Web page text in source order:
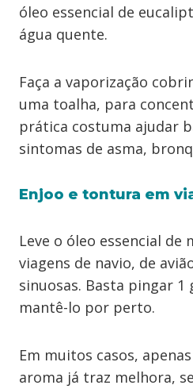
óleo essencial de
água quente.
Faça a vaporização
uma toalha, para
prática costuma ajudar
sintomas de asma,
Enjoo e tontura em
Leve o óleo essencial
viagens de navio, de
sinuosas. Basta pingar 1
mantê-lo por perto.
Em muitos casos,
aroma já traz melhora,